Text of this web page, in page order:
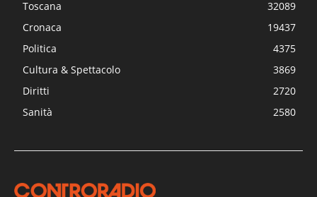
Toscana
32089
Cronaca
19437
Politica
4375
Cultura & Spettacolo
3869
Diritti
2720
Sanità
2580